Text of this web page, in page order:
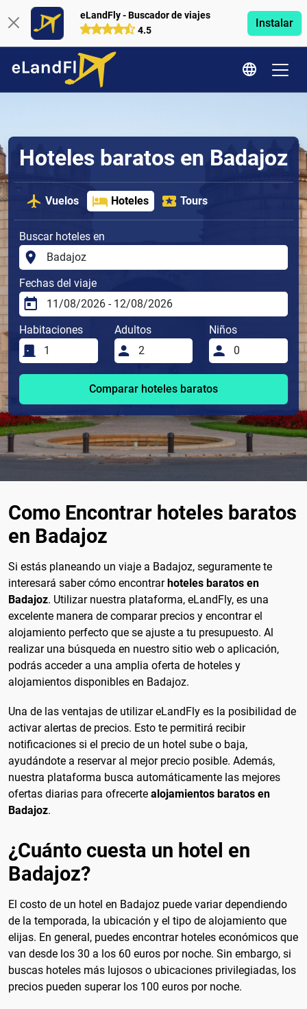
eLandFly - Buscador de viajes
4.5
Instalar
Hoteles baratos en Badajoz
Vuelos Hoteles Tours
Buscar hoteles en
Fechas del viaje
Habitaciones Adultos Niños
Comparar hoteles baratos
Como Encontrar hoteles baratos
en Badajoz
Si estás planeando un viaje a Badajoz, seguramente te
interesará saber cómo encontrar hoteles baratos en
Badajoz. Utilizar nuestra plataforma, eLandFly, es una
excelente manera de comparar precios y encontrar el
alojamiento perfecto que se ajuste a tu presupuesto. Al
realizar una búsqueda en nuestro sitio web o aplicación,
podrás acceder a una amplia oferta de hoteles y
alojamientos disponibles en Badajoz.
Una de las ventajas de utilizar eLandFly es la posibilidad de
activar alertas de precios. Esto te permitirá recibir
notificaciones si el precio de un hotel sube o baja,
ayudándote a reservar al mejor precio posible. Además,
nuestra plataforma busca automáticamente las mejores
ofertas diarias para ofrecerte alojamientos baratos en
Badajoz.
¿Cuánto cuesta un hotel en
Badajoz?
El costo de un hotel en Badajoz puede variar dependiendo
de la temporada, la ubicación y el tipo de alojamiento que
elijas. En general, puedes encontrar hoteles económicos que
van desde los 30 a los 60 euros por noche. Sin embargo, si
buscas hoteles más lujosos o ubicaciones privilegiadas, los
precios pueden superar los 100 euros por noche.